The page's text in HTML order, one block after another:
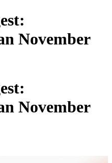
November
November